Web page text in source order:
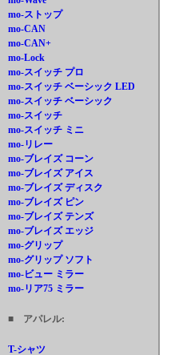
mo-ストップ
mo-CAN
mo-CAN+
mo-Lock
mo-スイッチ プロ
mo-スイッチ ベーシック LED
mo-スイッチ ベーシック
mo-スイッチ
mo-スイッチ ミニ
mo-リレー
mo-ブレイズ コーン
mo-ブレイズ アイス
mo-ブレイズ ディスク
mo-ブレイズ ピン
mo-ブレイズ テンズ
mo-ブレイズ エッジ
mo-グリップ
mo-グリップ ソフト
mo-ビュー ミラー
mo-リア75 ミラー
■ アパレル:
T-シャツ